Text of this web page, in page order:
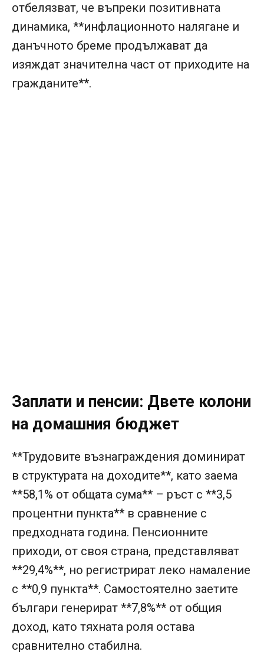
отбелязват, че въпреки позитивната
динамика, **инфлационното налягане и
данъчното бреме продължават да
изяждат значителна част от приходите на
гражданите**.
Заплати и пенсии: Двете колони
на домашния бюджет
**Трудовите възнаграждения доминират
в структурата на доходите**, като заема
**58,1% от общата сума** – ръст с **3,5
процентни пункта** в сравнение с
предходната година. Пенсионните
приходи, от своя страна, представляват
**29,4%**, но регистрират леко намаление
с **0,9 пункта**. Самостоятелно заетите
българи генерират **7,8%** от общия
доход, като тяхната роля остава
сравнително стабилна.